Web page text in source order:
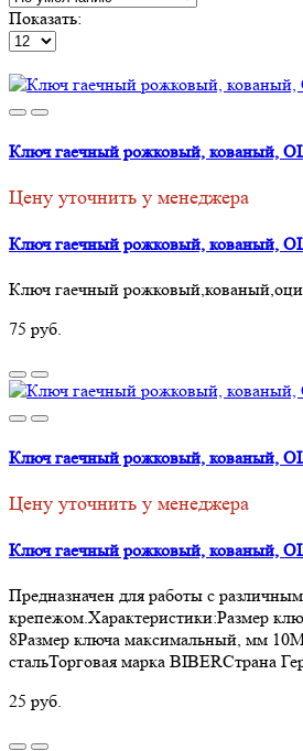
Показать:
Ключ гаечный рожковый, кованый,
Цену уточнить у менеджера
Ключ гаечный рожковый, кованый,
Ключ гаечный
75 руб.
Ключ гаечный рожковый, кованый,
Цену уточнить у менеджера
Ключ гаечный рожковый, кованый,
Предназначен для работы с
крепежом.Характеристики:Размер
8Размер ключа максимальный, мм
стальТорговая марка BIBERСтрана
25 руб.